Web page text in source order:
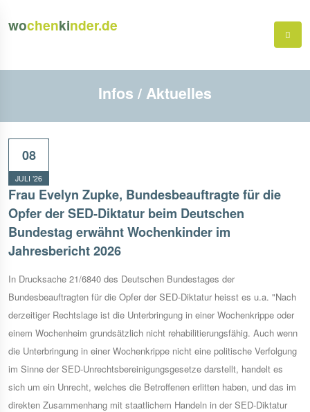
wochenkinder.de
Infos / Aktuelles
08
JULI ’26
Frau Evelyn Zupke, Bundesbeauftragte für die
Opfer der SED-Diktatur beim Deutschen
Bundestag erwähnt Wochenkinder im
Jahresbericht 2026
In Drucksache 21/6840 des Deutschen Bundestages der
Bundesbeauftragten für die Opfer der SED-Diktatur heisst es u.a. "Nach
derzeitiger Rechtslage ist die Unterbringung in einer Wochenkrippe oder
einem Wochenheim grundsätzlich nicht rehabilitierungsfähig. Auch wenn
die Unterbringung in einer Wochenkrippe nicht eine politische Verfolgung
im Sinne der SED-Unrechtsbereinigungsgesetze darstellt, handelt es
sich um ein Unrecht, welches die Betroffenen erlitten haben, und das im
direkten Zusammenhang mit staatlichem Handeln in der SED-Diktatur